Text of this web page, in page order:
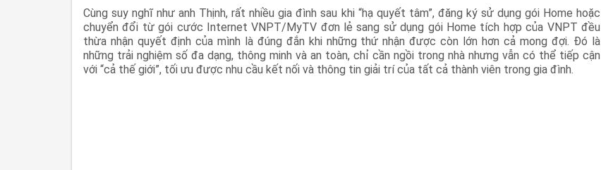
Cùng suy nghĩ như anh Thịnh, rất nhiều gia đình sau khi “hạ quyết tâm”, đăng ký sử dụng gói Home hoặc
chuyển đổi từ gói cước Internet VNPT/MyTV đơn lẻ sang sử dụng gói Home tích hợp của VNPT đều
thừa nhận quyết định của mình là đúng đắn khi những thứ nhận được còn lớn hơn cả mong đợi. Đó là
những trải nghiệm số đa dạng, thông minh và an toàn, chỉ cần ngồi trong nhà nhưng vẫn có thể tiếp cận
với “cả thế giới”, tối ưu được nhu cầu kết nối và thông tin giải trí của tất cả thành viên trong gia đình.